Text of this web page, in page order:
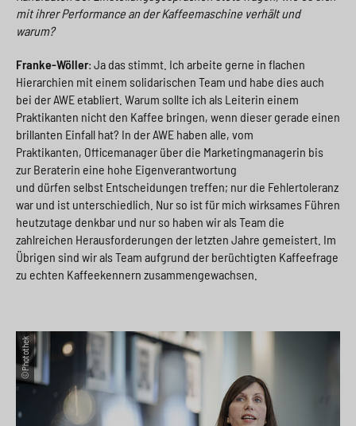
mit ihrer Performance an der Kaffeemaschine verhält und
warum?
Franke-Wöller: Ja das stimmt. Ich arbeite gerne in flachen
Hierarchien mit einem solidarischen Team und habe dies auch
bei der AWE etabliert. Warum sollte ich als Leiterin einem
Praktikanten nicht den Kaffee bringen, wenn dieser gerade einen
brillanten Einfall hat? In der AWE haben alle, vom
Praktikanten, Officemanager über die Marketingmanagerin bis
zur Beraterin eine hohe Eigenverantwortung
und dürfen selbst Entscheidungen treffen; nur die Fehlertoleranz
war und ist unterschiedlich. Nur so ist für mich wirksames Führen
heutzutage denkbar und nur so haben wir als Team die
zahlreichen Herausforderungen der letzten Jahre gemeistert. Im
Übrigen sind wir als Team aufgrund der berüchtigten Kaffeefrage
zu echten Kaffeekennern zusammengewachsen.
©Photothek